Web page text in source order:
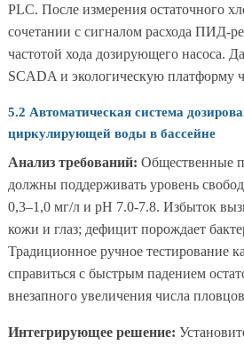
PLC. После измерения остаточного
сочетании с сигналом расхода ПИД-
частотой хода дозирующего насоса.
SCADA и экологическую платформу
5.2 Автоматическая система
циркулирующей воды в бассейне
Анализ требований: Общественные
должны поддерживать уровень
0,3–1,0 мг/л и pH 7.0-7.8. Избыток
кожи и глаз; дефицит порождает
Традиционное ручное тестирование
справиться с быстрым падением
внезапного увеличения числа
Интегрирующее решение: